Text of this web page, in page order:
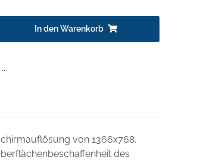
In den Warenkorb
von 1366x768,
des